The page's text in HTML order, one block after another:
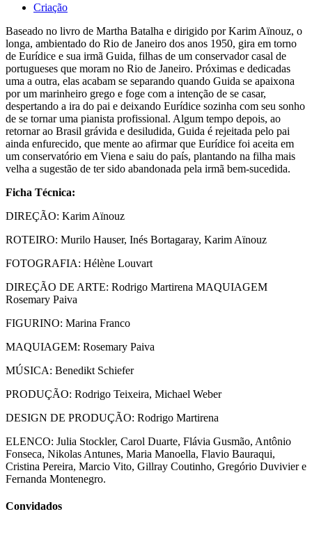
Criação
Baseado no livro de Martha Batalha e dirigido por Karim Aïnouz, o
longa, ambientado do Rio de Janeiro dos anos 1950, gira em torno
de Eurídice e sua irmã Guida, filhas de um conservador casal de
portugueses que moram no Rio de Janeiro. Próximas e dedicadas
uma a outra, elas acabam se separando quando Guida se apaixona
por um marinheiro grego e foge com a intenção de se casar,
despertando a ira do pai e deixando Eurídice sozinha com seu sonho
de se tornar uma pianista profissional. Algum tempo depois, ao
retornar ao Brasil grávida e desiludida, Guida é rejeitada pelo pai
ainda enfurecido, que mente ao afirmar que Eurídice foi aceita em
um conservatório em Viena e saiu do país, plantando na filha mais
velha a sugestão de ter sido abandonada pela irmã bem-sucedida.
Ficha Técnica:
DIREÇÃO: Karim Aïnouz
ROTEIRO: Murilo Hauser, Inés Bortagaray, Karim Aïnouz
FOTOGRAFIA: Hélène Louvart
DIREÇÃO DE ARTE: Rodrigo Martirena MAQUIAGEM
Rosemary Paiva
FIGURINO: Marina Franco
MAQUIAGEM: Rosemary Paiva
MÚSICA: Benedikt Schiefer
PRODUÇÃO: Rodrigo Teixeira, Michael Weber
DESIGN DE PRODUÇÃO: Rodrigo Martirena
ELENCO: Julia Stockler, Carol Duarte, Flávia Gusmão, Antônio
Fonseca, Nikolas Antunes, Maria Manoella, Flavio Bauraqui,
Cristina Pereira, Marcio Vito, Gillray Coutinho, Gregório Duvivier e
Fernanda Montenegro.
Convidados